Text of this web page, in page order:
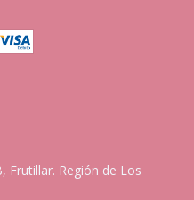
Frutillar. Región de Los